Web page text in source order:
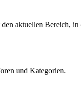
aktuellen Bereich, in
und Kategorien.